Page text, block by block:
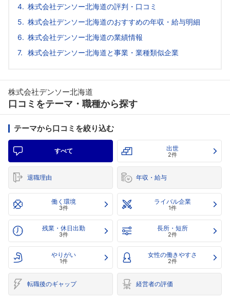
株式会社デンソー北海道の評判・口コミ
株式会社デンソー北海道のおすすめの年収・給与明細
株式会社デンソー北海道の業績情報
株式会社デンソー北海道と事業・業種類似企業
株式会社デンソー北海道
口コミをテーマ・職種から探す
テーマから口コミを絞り込む
すべて 出世
2件
退職理由 年収・給与
働く環境
3件
ライバル企業
1件
残業・休日出勤
3件
長所・短所
2件
やりがい
1件
女性の働きやすさ
2件
転職後のギャップ 経営者の評価